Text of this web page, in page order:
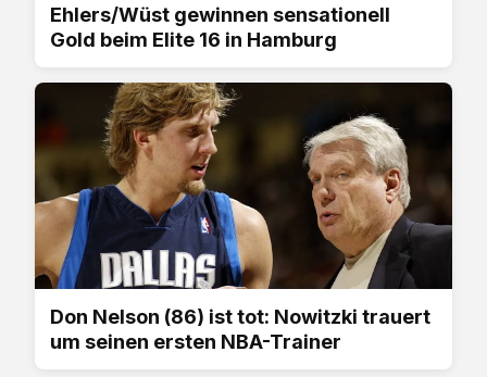
Ehlers/Wüst gewinnen sensationell
Gold beim Elite 16 in Hamburg
Don Nelson (86) ist tot: Nowitzki trauert
um seinen ersten NBA-Trainer